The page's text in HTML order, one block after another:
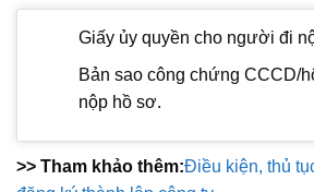
Giấy ủy quyền cho người đi
Bản sao công chứng CCCD/
nộp hồ sơ.
>> Tham khảo thêm:Điều kiện, thủ